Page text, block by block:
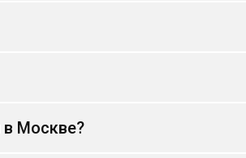
Москве?